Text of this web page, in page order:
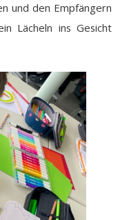
und den Empfängern
Lächeln ins Gesicht